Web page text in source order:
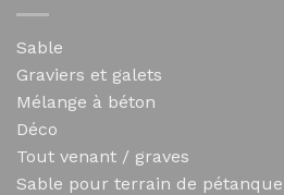
Sable
Graviers et galets
Mélange à béton
Déco
Tout venant / graves
Sable pour terrain de pétanque